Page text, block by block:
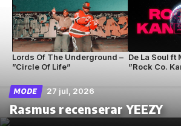
Lords Of The Underground –
”Circle Of Life”
De La Soul ft
”Rock Co.
MODE 27 jul, 2026
Rasmus recenserar YEEZY